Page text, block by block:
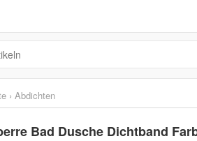
› Abdichten
Bad Dusche Dichtband